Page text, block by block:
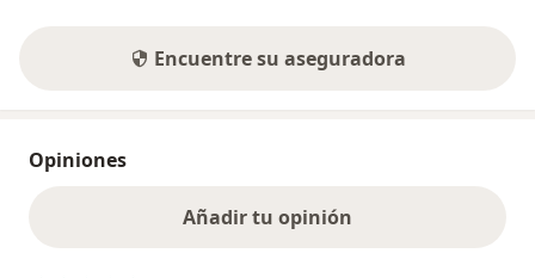
Encuentre su aseguradora
Opiniones
Añadir tu opinión